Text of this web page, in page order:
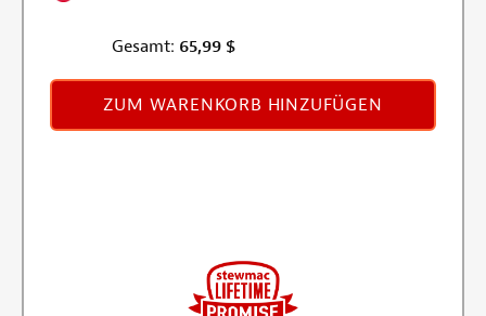
Gesamt: 65,99 $
ZUM WARENKORB HINZUFÜGEN